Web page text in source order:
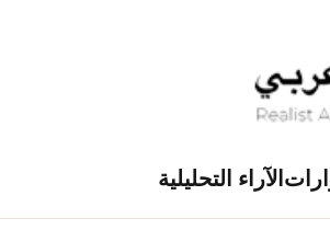
الآراء التحليلية